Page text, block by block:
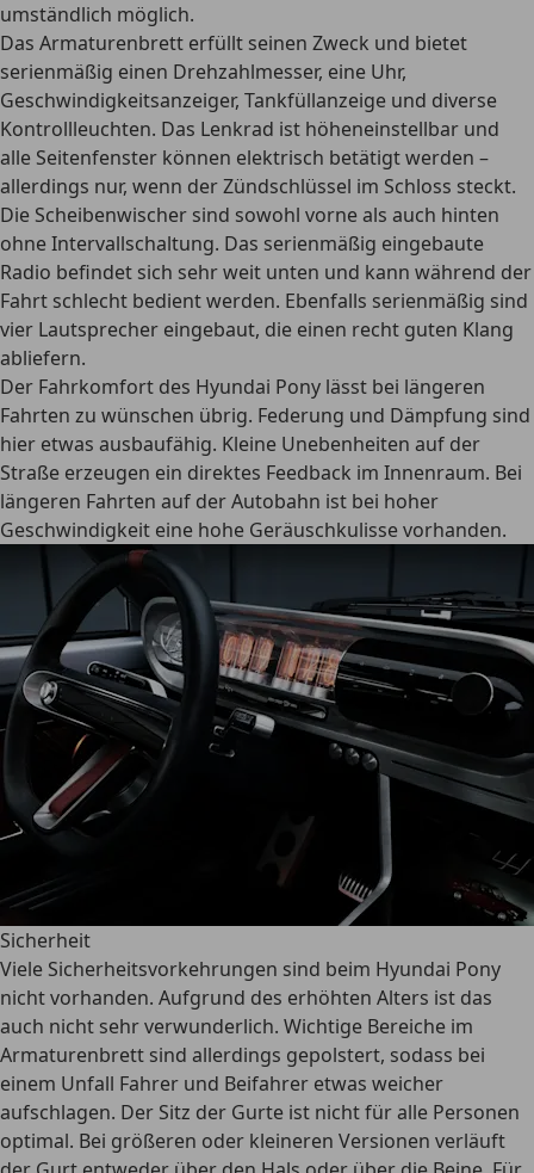
umständlich möglich.
Das Armaturenbrett erfüllt seinen Zweck und bietet
serienmäßig einen Drehzahlmesser, eine Uhr,
Geschwindigkeitsanzeiger, Tankfüllanzeige und diverse
Kontrollleuchten. Das Lenkrad ist höheneinstellbar und
alle Seitenfenster können elektrisch betätigt werden –
allerdings nur, wenn der Zündschlüssel im Schloss steckt.
Die Scheibenwischer sind sowohl vorne als auch hinten
ohne Intervallschaltung. Das serienmäßig eingebaute
Radio befindet sich sehr weit unten und kann während der
Fahrt schlecht bedient werden. Ebenfalls serienmäßig sind
vier Lautsprecher eingebaut, die einen recht guten Klang
abliefern.
Der Fahrkomfort des Hyundai Pony lässt bei längeren
Fahrten zu wünschen übrig. Federung und Dämpfung sind
hier etwas ausbaufähig. Kleine Unebenheiten auf der
Straße erzeugen ein direktes Feedback im Innenraum. Bei
längeren Fahrten auf der Autobahn ist bei hoher
Geschwindigkeit eine hohe Geräuschkulisse vorhanden.
Sicherheit
Viele Sicherheitsvorkehrungen sind beim Hyundai Pony
nicht vorhanden. Aufgrund des erhöhten Alters ist das
auch nicht sehr verwunderlich. Wichtige Bereiche im
Armaturenbrett sind allerdings gepolstert, sodass bei
einem Unfall Fahrer und Beifahrer etwas weicher
aufschlagen. Der Sitz der Gurte ist nicht für alle Personen
optimal. Bei größeren oder kleineren Versionen verläuft